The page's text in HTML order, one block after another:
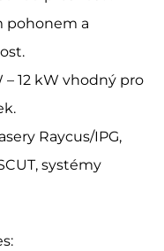
pohonem a
– 12 kW vhodný pro
Raycus/IPG,
systémy